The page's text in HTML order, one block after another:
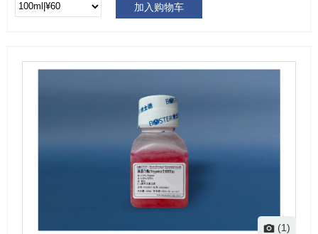
加入购物车
(1)